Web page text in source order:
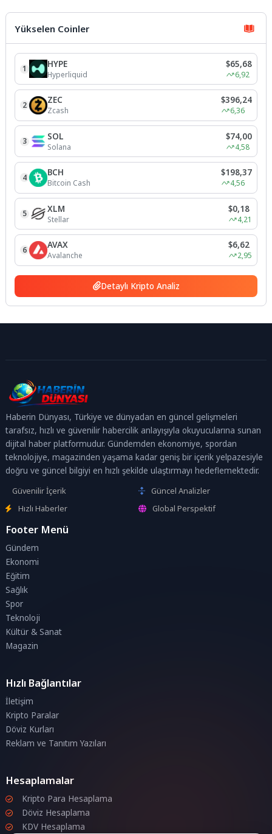
şiddet ve araçsallık...
Yükselen Coinler
1 HYPE
Hyperliquid
$65,68
6,92
2 ZEC
Zcash
$396,24
6,36
3 SOL
Solana
$74,00
4,58
4 BCH
Bitcoin Cash
$198,37
4,56
5 XLM
Stellar
$0,18
4,21
6 AVAX
Avalanche
$6,62
2,95
Detaylı Kripto Analiz
Haberin Dünyası, Türkiye ve dünyadan en güncel gelişmeleri
tarafsız, hızlı ve güvenilir habercilik anlayışıyla okuyucularına sunan
dijital haber platformudur. Gündemden ekonomiye, spordan
teknolojiye, magazinden yaşama kadar geniş bir içerik yelpazesiyle
doğru ve güncel bilgiyi en hızlı şekilde ulaştırmayı hedeflemektedir.
Güvenilir İçerik
Güncel Analizler
Hızlı Haberler
Global Perspektif
Footer Menü
Gündem
Ekonomi
Eğitim
Sağlık
Spor
Teknoloji
Kültür & Sanat
Magazin
Hızlı Bağlantılar
İletişim
Kripto Paralar
Döviz Kurları
Reklam ve Tanıtım Yazıları
Hesaplamalar
Kripto Para Hesaplama
Döviz Hesaplama
KDV Hesaplama